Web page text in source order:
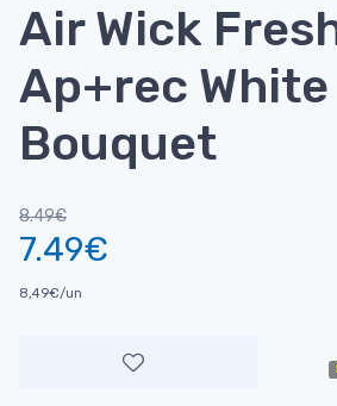
Air Wick
Ap+rec White
Bouquet
8.49€
7.49€
8,49€/un